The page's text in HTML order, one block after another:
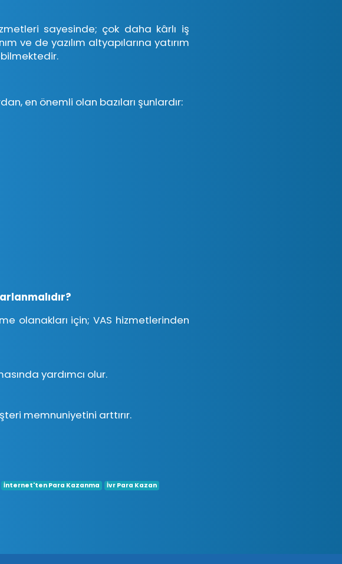
sayesinde; çok daha kârlı iş
ve de yazılım altyapılarına yatırım
en önemli olan bazıları şunlardır:
olanakları için; VAS hizmetlerinden
yardımcı olur.
memnuniyetini arttırır.
İnternet'ten Para Kazanma İvr Para Kazan